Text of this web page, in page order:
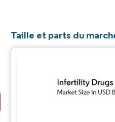
Taille et parts du